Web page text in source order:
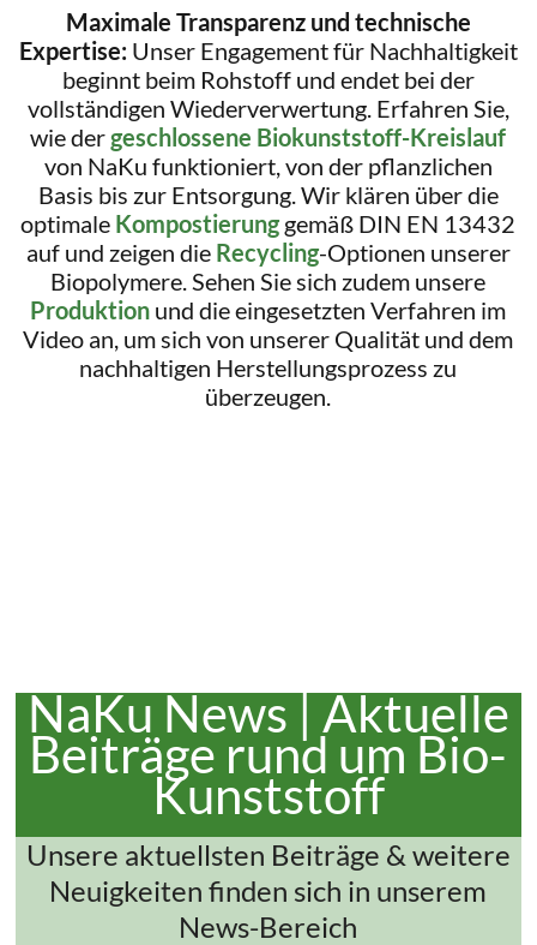
Maximale Transparenz und technische
Expertise:Unser Engagement für Nachhaltigkeit
beginnt beim Rohstoff und endet bei der
vollständigen Wiederverwertung. Erfahren Sie,
wie dergeschlossene Biokunststoff-Kreislauf
von NaKu funktioniert, von der pflanzlichen
Basis bis zur Entsorgung. Wir klären über die
optimale Kompostierunggemäß DIN EN 13432
auf und zeigen die Recycling-Optionen unserer
Biopolymere. Sehen Sie sich zudem unsere
Produktion und die eingesetzten Verfahren im
Video an, um sich von unserer Qualität und dem
nachhaltigen Herstellungsprozess zu
überzeugen.
NaKu News | Aktuelle
Beiträge rund um Bio-
Kunststoff
Unsere aktuellsten Beiträge & weitere
Neuigkeiten finden sich in unserem
News-Bereich